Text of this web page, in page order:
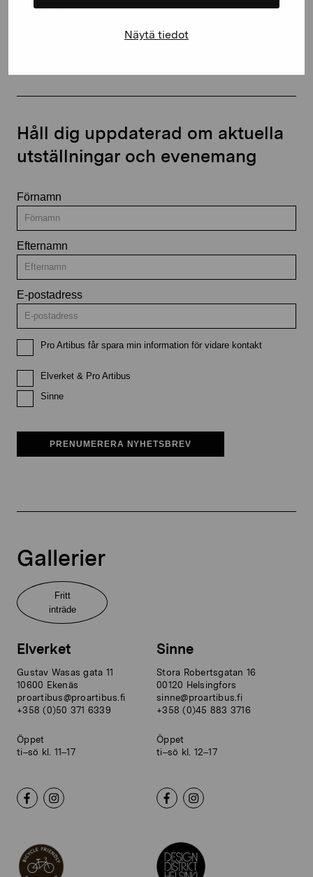
Näytä tiedot
Håll dig uppdaterad om aktuella
utställningar och evenemang
Förnamn
Efternamn
E-postadress
Pro Artibus får spara min information för vidare kontakt
Elverket & Pro Artibus
Sinne
PRENUMERERA NYHETSBREV
Gallerier
Fritt
inträde
Elverket
Gustav Wasas gata 11
10600 Ekenäs
proartibus@proartibus.fi
+358 (0)50 371 6339
Öppet
ti–sö kl. 11–17
Sinne
Stora Robertsgatan 16
00120 Helsingfors
sinne@proartibus.fi
+358 (0)45 883 3716
Öppet
ti–sö kl. 12–17